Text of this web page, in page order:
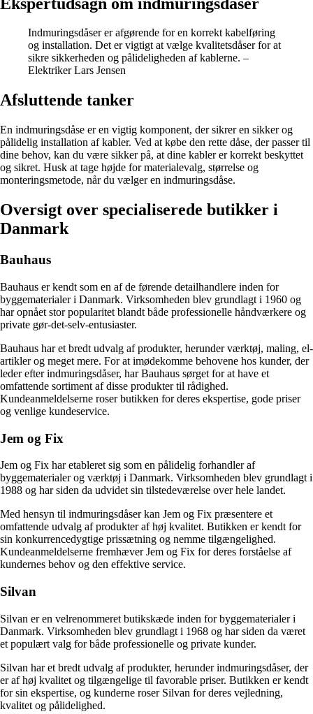
Indmuringsdåser er afgørende for en korrekt kabelføring
og installation. Det er vigtigt at vælge kvalitetsdåser for at
sikre sikkerheden og pålideligheden af kablerne. –
Elektriker Lars Jensen
Afsluttende tanker
En indmuringsdåse er en vigtig komponent, der sikrer en sikker og
pålidelig installation af kabler. Ved at købe den rette dåse, der passer til
dine behov, kan du være sikker på, at dine kabler er korrekt beskyttet
og sikret. Husk at tage højde for materialevalg, størrelse og
monteringsmetode, når du vælger en indmuringsdåse.
Oversigt over specialiserede butikker i
Danmark
Bauhaus
Bauhaus er kendt som en af de førende detailhandlere inden for
byggematerialer i Danmark. Virksomheden blev grundlagt i 1960 og
har opnået stor popularitet blandt både professionelle håndværkere og
private gør-det-selv-entusiaster.
Bauhaus har et bredt udvalg af produkter, herunder værktøj, maling, el-
artikler og meget mere. For at imødekomme behovene hos kunder, der
leder efter indmuringsdåser, har Bauhaus sørget for at have et
omfattende sortiment af disse produkter til rådighed.
Kundeanmeldelserne roser butikken for deres ekspertise, gode priser
og venlige kundeservice.
Jem og Fix
Jem og Fix har etableret sig som en pålidelig forhandler af
byggematerialer og værktøj i Danmark. Virksomheden blev grundlagt i
1988 og har siden da udvidet sin tilstedeværelse over hele landet.
Med hensyn til indmuringsdåser kan Jem og Fix præsentere et
omfattende udvalg af produkter af høj kvalitet. Butikken er kendt for
sin konkurrencedygtige prissætning og nemme tilgængelighed.
Kundeanmeldelserne fremhæver Jem og Fix for deres forståelse af
kundernes behov og den effektive service.
Silvan
Silvan er en velrenommeret butikskæde inden for byggematerialer i
Danmark. Virksomheden blev grundlagt i 1968 og har siden da været
et populært valg for både professionelle og private kunder.
Silvan har et bredt udvalg af produkter, herunder indmuringsdåser, der
er af høj kvalitet og tilgængelige til favorable priser. Butikken er kendt
for sin ekspertise, og kunderne roser Silvan for deres vejledning,
kvalitet og pålidelighed.